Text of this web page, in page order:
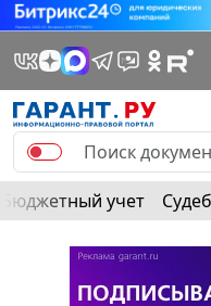
Бюджетный учет